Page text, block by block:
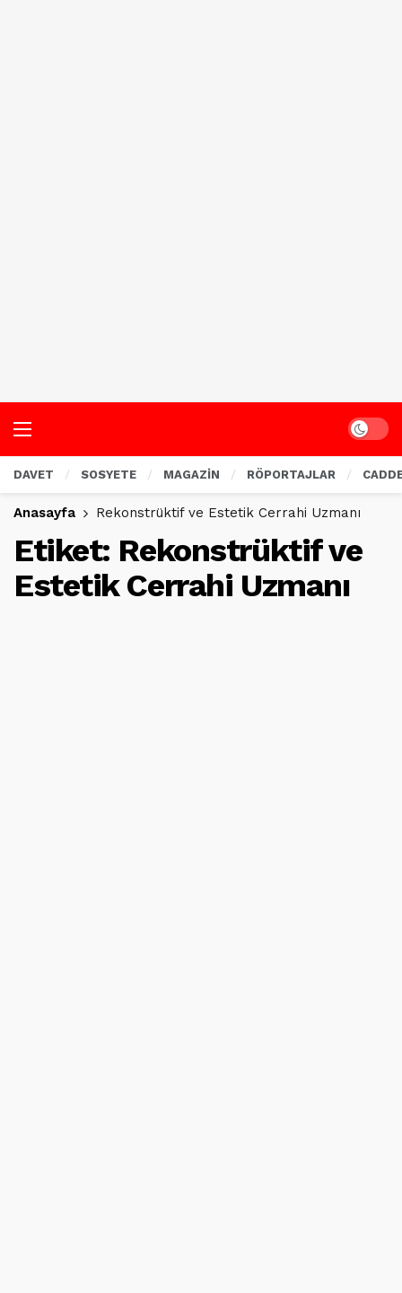
Dark
DAVET SOSYETE MAGAZİN RÖPORTAJLAR
Anasayfa Rekonstrüktif ve Estetik Cerrahi Uzmanı
Etiket: Rekonstrüktif ve
Estetik Cerrahi Uzmanı